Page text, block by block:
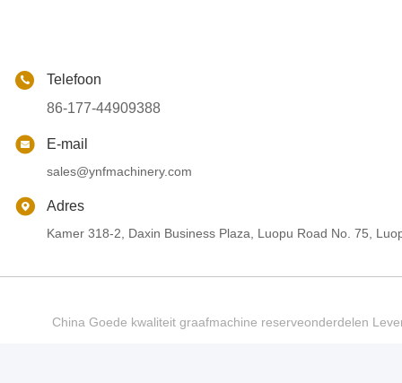
Telefoon
86-177-44909388
E-mail
sales@ynfmachinery.com
Adres
Kamer 318-2, Daxin Business Plaza, Luopu Road No. 75,
China Goede kwaliteit graafmachine reserveonderdelen